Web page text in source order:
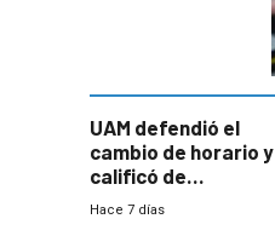
UAM defendió el
cambio de horario y
calificó de
“desproporcionado”
Hace 7 días